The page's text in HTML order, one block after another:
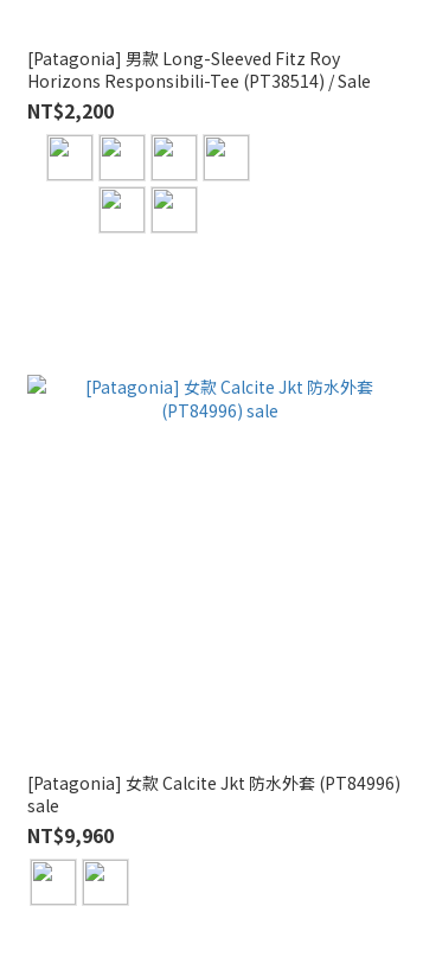
[Patagonia] 男款 Long-Sleeved Fitz Roy
Horizons Responsibili-Tee (PT38514) / Sale
NT$2,200
[Patagonia] 女款 Calcite Jkt 防水外套 (PT84996)
sale
NT$9,960